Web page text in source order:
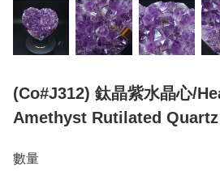
(Co#J312) 鈦晶紫水晶心/
Amethyst Rutilated Quartz
數量